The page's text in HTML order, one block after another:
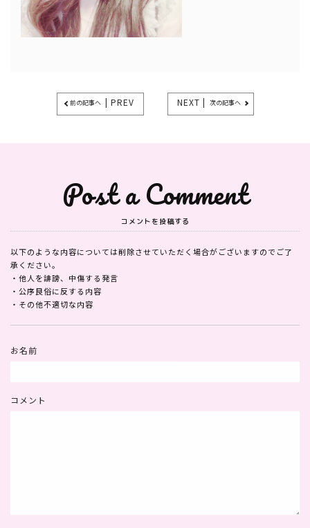
前の記事へ | PREV NEXT | 次の記事へ
Post a Comment
コメントを投稿する
以下のような内容については削除させていただく場合がございますのでご了
承ください。
・他人を誹謗、中傷する発言
・公序良俗に反する内容
・その他不適切な内容
お名前
コメント